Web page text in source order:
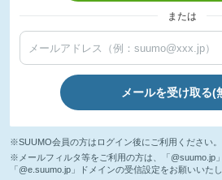
または
メールを受け取る(
※SUUMO会員の方はログイン後にご利用ください。
※メールフィルタ等をご利用の方は、「@suumo.jp
「@e.suumo.jp」ドメインの受信設定をお願いいたし